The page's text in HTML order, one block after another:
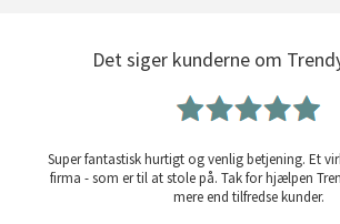
Det siger kunderne om
Super fantastisk hurtigt og venlig betjening. Et
firma - som er til at stole på. Tak for hjælpen
mere end tilfredse kunder.